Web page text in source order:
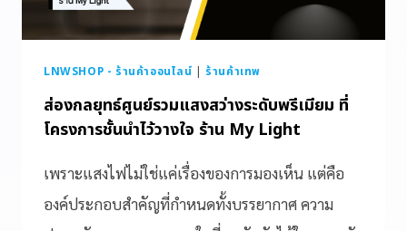
LNWSHOP - ร้านค้าออนไลน์ | ร้านค้าเทพ
ส่องกลยุทธ์ศูนย์รวมแสงสว่างระดับพรีเมียม ที่
โครงการชั้นนำไว้วางใจ ร้าน My Light
เพราะแสงไฟไม่ใช่แค่เรื่องของการมองเห็น แต่คือ
องค์ประกอบสำคัญที่กำหนดทั้งบรรยากาศ ความ